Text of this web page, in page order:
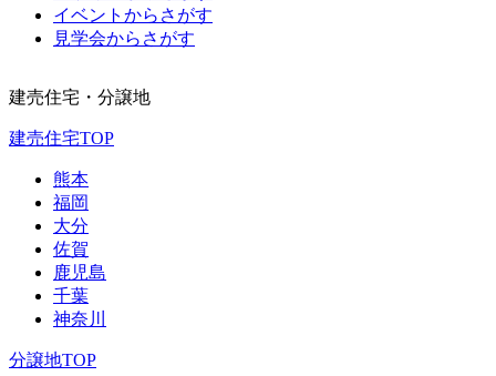
イベントからさがす
見学会からさがす
建売住宅・分譲地
建売住宅TOP
熊本
福岡
大分
佐賀
鹿児島
千葉
神奈川
分譲地TOP